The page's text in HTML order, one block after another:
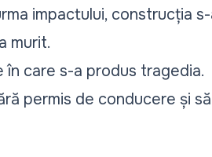
impactului, construcția
murit.
care s-a produs tragedia.
permis de conducere și să